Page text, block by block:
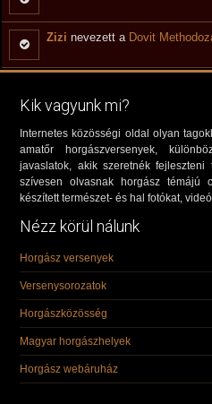
Zizi nevezett a Dovit
Kik vagyunk mi?
Internetes közösségi oldal olyan
amatőr horgászversenyek,
javaslatok, akik szeretnék
szívesen olvasnak horgász témájú
készített természet- és hal fotókat,
Nézz körül nálunk
Horgász versenyek
Versenysorozatok
Horgászközösség
Magyar horgászhelyek
Horgász webáruház